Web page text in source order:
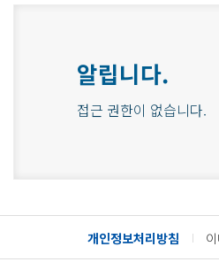
알립니다.
접근 권한이 없습니다.
개인정보처리방침